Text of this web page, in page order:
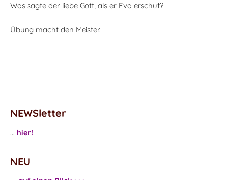
Was sagte der liebe Gott, als er Eva erschuf?
Übung macht den Meister.
NEWSletter
... hier!
NEU